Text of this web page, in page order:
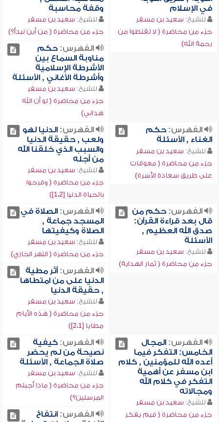
في الإسلام
للشيخ: سعيد بن مسفر
جزء من محاضرة ( لا تقنطوا من
رحمة الله)
وقفة محاسبة
للشيخ: سعيد بن مسفر
جزء من محاضرة ( من أين نبدأ؟)
الفهرس:حكم
مناوبة السماع بين
الأشرطة الإسلامية
وأشرطة الأغاني , الأسئلة
للشيخ: سعيد بن مسفر
جزء من محاضرة ( لو أن الله
هداني)
الفهرس:حكم
الغناء , الأسئلة
للشيخ: سعيد بن مسفر
جزء من محاضرة ( معوقات
على طريق سعادة الأسرة)
الفهرس:الدنيا لهو
ولعب , حقيقة الدنيا
والسبب الذي خلقنا الله
من أجله
للشيخ: سعيد بن مسفر
جزء من محاضرة ( وفرحوا
بالحياة الدنيا [1،2])
الفهرس:حكم من
قال بعد قراءة القرآن:
صدق الله العظيم ,
الأسئلة
للشيخ: سعيد بن مسفر
جزء من محاضرة ( ثمار الهداية)
الفهرس:الصلاة في
المسجد جماعة ,
الصلاة وكيفيتها
للشيخ: سعيد بن مسفر
جزء من محاضرة ( النهر الجاري)
الفهرس:أثر مطية
الدنيا على من امتطاها
, حقيقة الدنيا
للشيخ: سعيد بن مسفر
جزء من محاضرة ( هذه الأيام
مطايا [2،1])
الفهرس:المجال
الخامس: التفكر فيما
أعده الله للمؤمنين , كلام
ابن مسفر عن أهمية
التفكر في كلام الله
ومجالاته
للشيخ: سعيد بن مسفر
جزء من محاضرة ( فيم يفكر
الفهرس:كيفية
نصيحة من لم يحضر
صلاة الجماعة , الأسئلة
للشيخ: سعيد بن مسفر
جزء من محاضرة ( ماذا أجبتم
المرسلين؟)
الفهرس:انتفاخ